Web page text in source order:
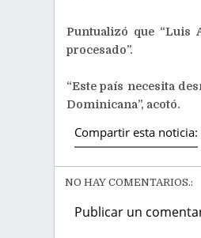
Puntualizó que “Luis
procesado”.
“Este país necesita
Dominicana”, acotó.
Compartir esta noticia:
NO HAY COMENTARIOS.:
Publicar un